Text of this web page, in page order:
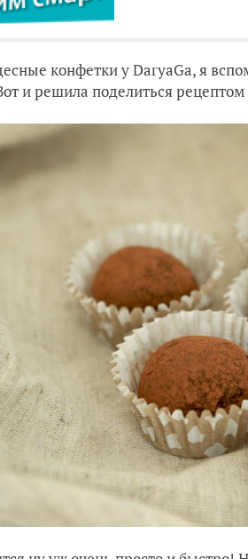
конфетки у DaryaGa, я
и решила поделиться рецептом